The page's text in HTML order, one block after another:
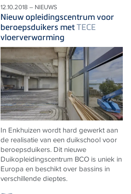
12.10.2018 – NIEUWS
Nieuw opleidingscentrum voor
beroepsduikers metTECE
vloerverwarming
In Enkhuizen wordt hard gewerkt aan
de realisatie van een duikschool voor
beroepsduikers. Dit nieuwe
Duikopleidingscentrum BCO is uniek in
Europa en beschikt over bassins in
verschillende dieptes.